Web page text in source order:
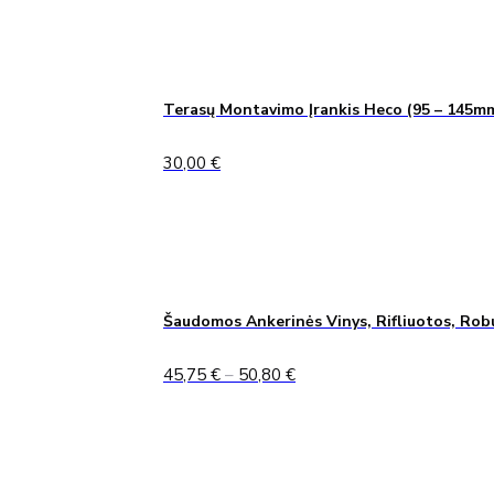
Terasų Montavimo Įrankis Heco (95 –
30,00 €
Šaudomos Ankerinės Vinys, Rifliuotos,
45,75 € – 50,80 €Price